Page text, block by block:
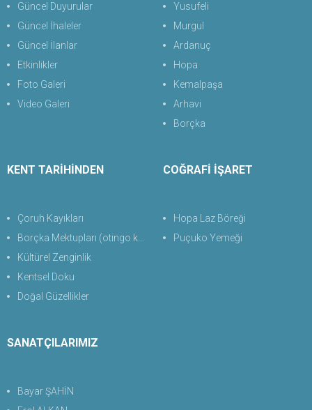
Güncel Duyurular
Güncel İhaleler
Güncel İlanlar
Etkinlikler
Foto Galeri
Video Galeri
Yusufeli
Murgul
Ardanuç
Hopa
Kemalpaşa
Arhavi
Borçka
KENT TARİHİNDEN
Çoruh Kayıkları
Borçka Mektupları (otingo kaplıcası)
Kültürel Zenginlik
Kentsel Doku
Doğal Güzellikler
COĞRAFİ İŞARET
Hopa Laz Böreği
Puçuko Yemeği
SANATÇILARIMIZ
Bayar ŞAHİN